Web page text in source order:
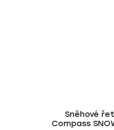
Sněhové
Compass